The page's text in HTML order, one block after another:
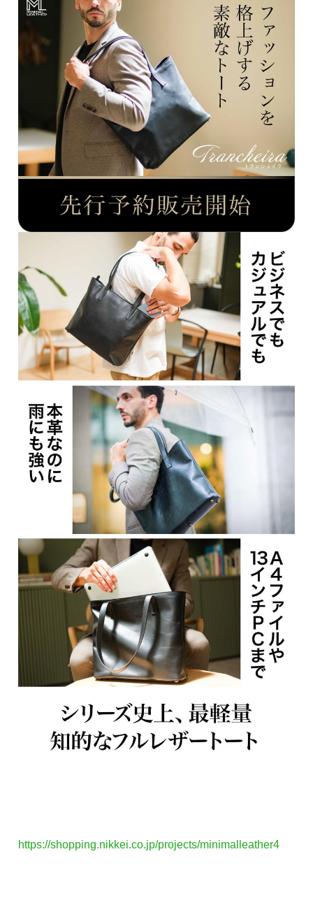
https://shopping.nikkei.co.jp/projects/minimalleather4